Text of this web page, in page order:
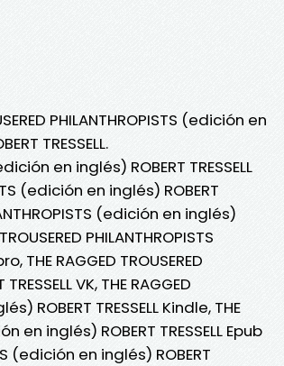
PHILANTHROPISTS (edición en
TRESSELL.
en inglés) ROBERT TRESSELL
(edición en inglés) ROBERT
(edición en inglés)
PHILANTHROPISTS
THE RAGGED TROUSERED
VK, THE RAGGED
ROBERT TRESSELL Kindle, THE
en inglés) ROBERT TRESSELL Epub
(edición en inglés) ROBERT